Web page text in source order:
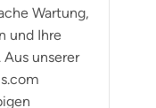
Wartung,
und Ihre
unserer